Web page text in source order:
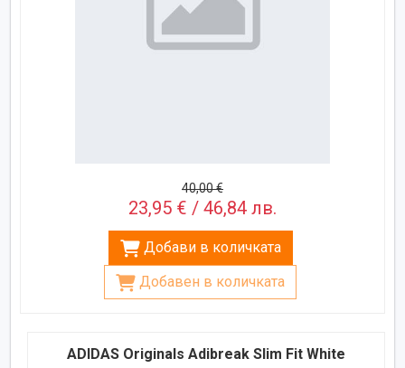
40,00 €
23,95 € / 46,84 лв.
Добави в количката
Добавен в количката
ADIDAS Originals Adibreak Slim Fit White